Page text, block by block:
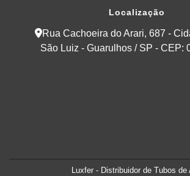
Localização
Rua Cachoeira do Arari, 687 -
São Luiz - Guarulhos / SP - CEP:
Luxfer - Distribuidor de Tubos de